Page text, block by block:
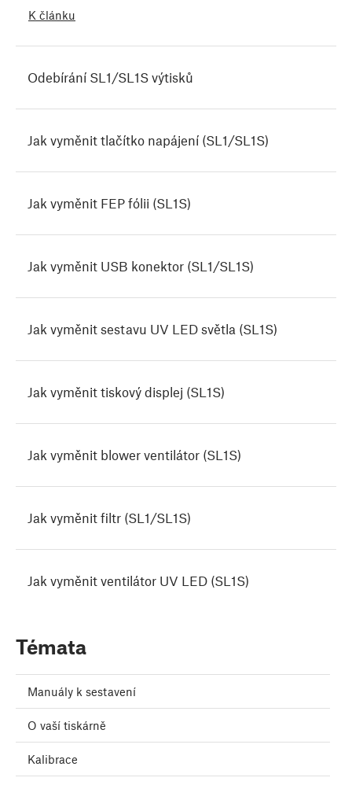
K článku
Odebírání SL1/SL1S výtisků
Jak vyměnit tlačítko napájení (SL1/SL1S)
Jak vyměnit FEP fólii (SL1S)
Jak vyměnit USB konektor (SL1/SL1S)
Jak vyměnit sestavu UV LED světla (SL1S)
Jak vyměnit tiskový displej (SL1S)
Jak vyměnit blower ventilátor (SL1S)
Jak vyměnit filtr (SL1/SL1S)
Jak vyměnit ventilátor UV LED (SL1S)
Témata
Manuály k sestavení
O vaší tiskárně
Kalibrace